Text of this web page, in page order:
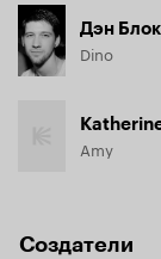
Дэн Блок
Dino
Amy
Создатели